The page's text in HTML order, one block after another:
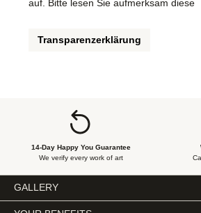
auf. Bitte lesen Sie aufmerksam diese
Transparenzerklärung
14-Day Happy You Guarantee
We verify every work of art
GALLERY